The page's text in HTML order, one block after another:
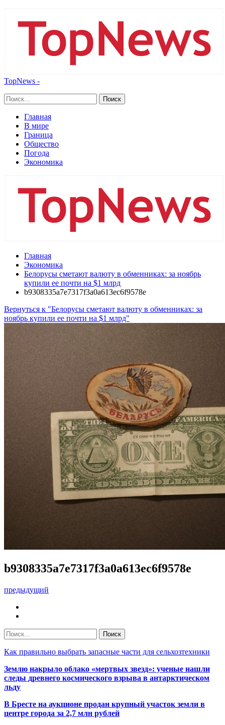
TopNews -
Главная
В мире
Граница
Общество
Погода
Экономика
Главная
Экономика
Белорусы сметают валюту в обменниках: за ноябрь
купили ее почти на $1 млрд
b9308335a7e7317f3a0a613ec6f9578e
Вернуться к "Белорусы сметают валюту в обменниках: за
ноябрь купили ее почти на $1 млрд"
b9308335a7e7317f3a0a613ec6f9578e
предыдущий
Как правильно выбрать запасные части для сельхозтехники
Землю накрыло облако «мертвых звезд»: ученые нашли
следы древнего космического взрыва в антарктическом
льду
В Бресте на аукционе продан крупный участок земли в
центре города за 2,7 млн рублей